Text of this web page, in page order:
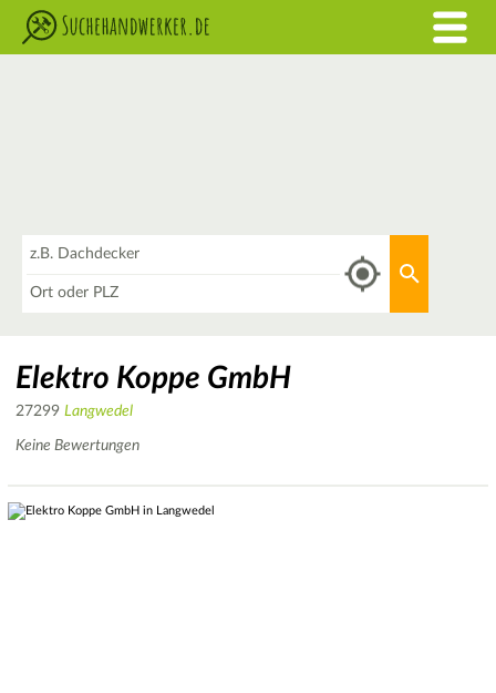
Elektro Koppe GmbH
27299 Langwedel
Keine Bewertungen